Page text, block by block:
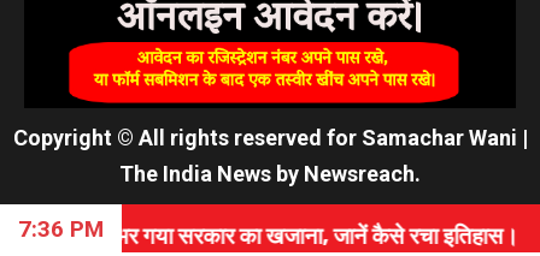
Copyright © All rights reserved for Samachar Wani |
The India News by Newsreach.
7:36 PM
सरकार का खजाना, जानें कैसे रचा इतिहास। ⇝